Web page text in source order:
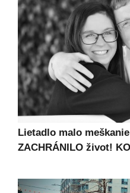
Lietadlo malo
ZACHRÁNILO život!